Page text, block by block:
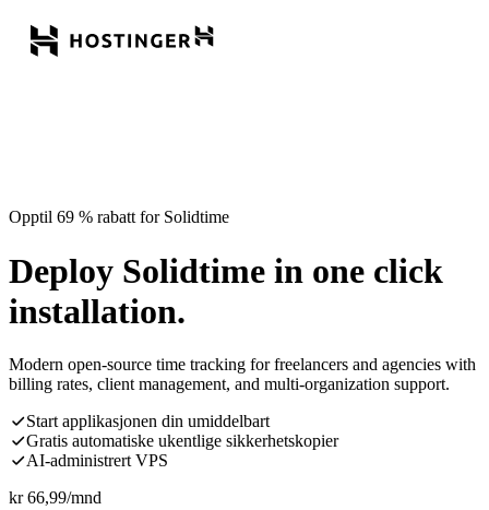
Opptil 69 % rabatt for Solidtime
Deploy Solidtime in one click
installation.
Modern open-source time tracking for freelancers and agencies with
billing rates, client management, and multi-organization support.
Start applikasjonen din umiddelbart
Gratis automatiske ukentlige sikkerhetskopier
AI-administrert VPS
kr 66,99/mnd